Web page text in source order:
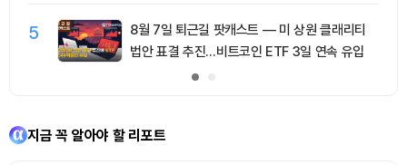
5
8월 7일 퇴근길 팟캐스트 — 미 상원 클래리티
법안 표결 추진…비트코인 ETF 3일 연속 유입
지금 꼭 알아야 할 리포트